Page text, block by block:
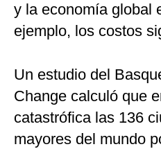
y la economía global
ejemplo, los costos
Un estudio del
Change calculó que
catastrófica las 136
mayores del mundo